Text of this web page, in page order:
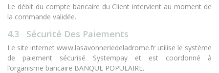
Le débit du compte bancaire du Client intervient au moment de
la commande validée.
4.3 Sécurité Des Paiements
Le site internet www.lasavonneriedeladrome.fr utilise le système
de paiement sécurisé Systempay et est coordonné à
l’organisme bancaire BANQUE POPULAIRE.